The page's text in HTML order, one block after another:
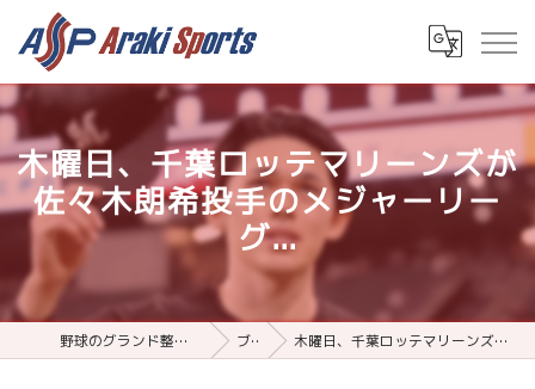
木曜日、千葉ロッテマリーンズが
佐々木朗希投手のメジャーリー
グ...
野球のグランド整備用品ならアラキスポーツ ブログ 木曜日、千葉ロッテマリーンズが佐々木朗希投手のメジャーリーグ...